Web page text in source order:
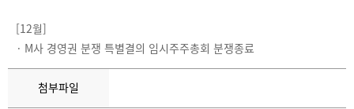
[12월]
· M사 경영권 분쟁 특별결의 임시주주총회 분쟁종료
첨부파일